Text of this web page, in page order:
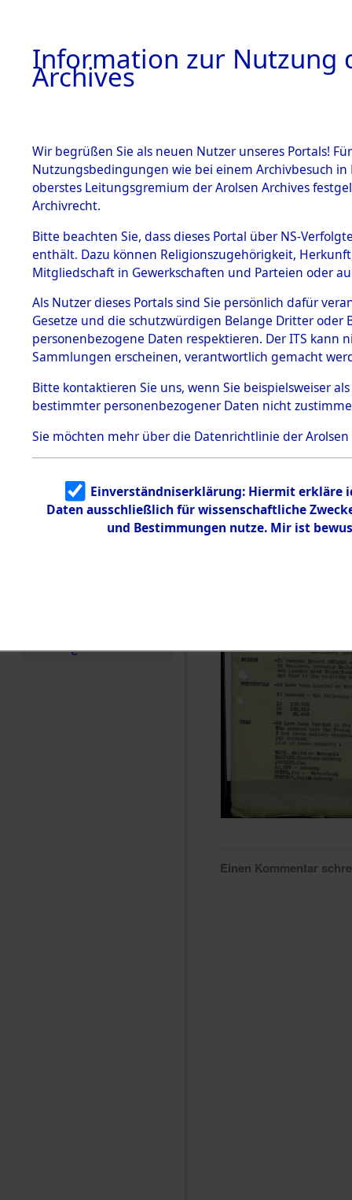
BESTÄNDE
1.
mente
5. Verschiedenes
5.3
Todesmärsche
5.3.1 Alliierte
Erhebungen
zu
Todesmärsch
en
5.3.2
Identifizierun
g
5.3.3
Todesmärsch
e
Gräbern
Einen Kommentar
Information zur Nutzung
Archives
Wir begrüßen Sie als neuen Nutzer unseres Portals!
Nutzungsbedingungen wie bei einem Archivbesuch
oberstes Leitungsgremium der Arolsen Archives
Archivrecht.
Bitte beachten Sie, dass dieses Portal über NS-
enthält. Dazu können Religionszugehörigkeit,
Mitgliedschaft in Gewerkschaften und Parteien oder
Als Nutzer dieses Portals sind Sie persönlich dafür
Gesetze und die schutzwürdigen Belange Dritter
personenbezogene Daten respektieren. Der ITS
Sammlungen erscheinen, verantwortlich gemacht
Bitte kontaktieren Sie uns, wenn Sie beispielsweiser
bestimmter personenbezogener Daten nicht
Sie möchten mehr über die Datenrichtlinie der Arolsen
Einverständniserklärung: Hiermit erkläre
Daten ausschließlich für wissenschaftliche
und Bestimmungen nutze. Mir ist